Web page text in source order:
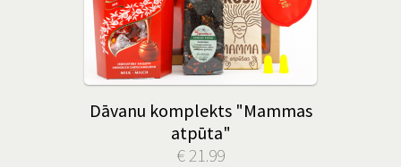
Dāvanu komplekts "Mammas
atpūta"
€ 21.99